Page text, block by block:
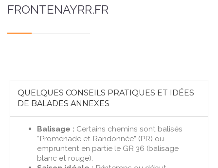
FRONTENAYRR.FR
QUELQUES CONSEILS PRATIQUES ET IDÉES
DE BALADES ANNEXES
Balisage : Certains chemins sont balisés
“Promenade et Randonnée” (PR) ou
empruntent en partie le GR 36 (balisage
blanc et rouge).